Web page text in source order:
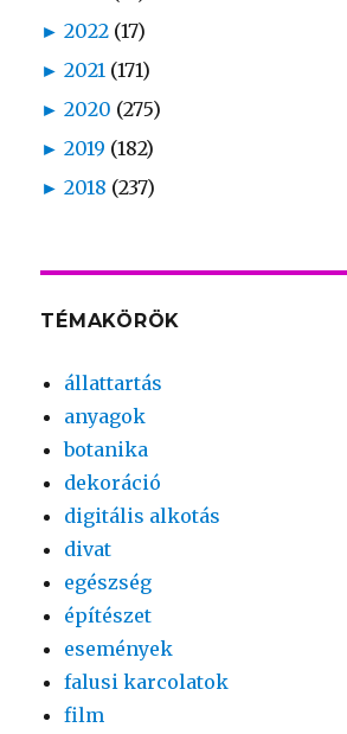
► 2022 (17)
► 2021 (171)
► 2020 (275)
► 2019 (182)
► 2018 (237)
TÉMAKÖRÖK
állattartás
anyagok
botanika
dekoráció
digitális alkotás
divat
egészség
építészet
események
falusi karcolatok
film